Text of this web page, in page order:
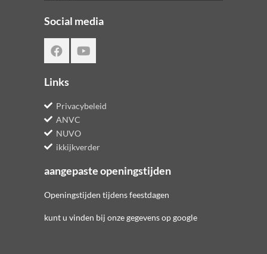
Social media
Links
Privacybeleid
ANVC
NUVO
ikkijkverder
aangepaste openingstijden
Openingstijden tijdens feestdagen
kunt u vinden bij onze gegevens op google